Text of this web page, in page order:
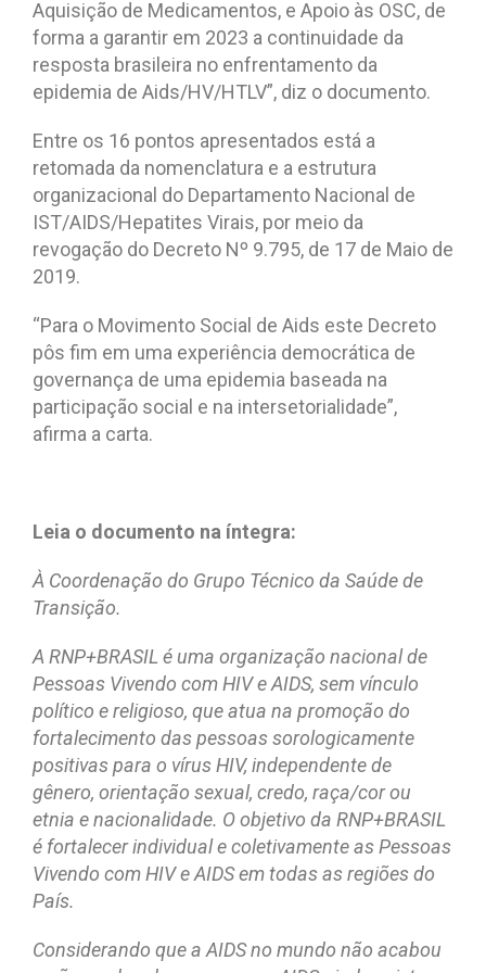
Aquisição de Medicamentos, e Apoio às OSC, de
forma a garantir em 2023 a continuidade da
resposta brasileira no enfrentamento da
epidemia de Aids/HV/HTLV”, diz o documento.
Entre os 16 pontos apresentados está a
retomada da nomenclatura e a estrutura
organizacional do Departamento Nacional de
IST/AIDS/Hepatites Virais, por meio da
revogação do Decreto Nº 9.795, de 17 de Maio de
2019.
“Para o Movimento Social de Aids este Decreto
pôs fim em uma experiência democrática de
governança de uma epidemia baseada na
participação social e na intersetorialidade”,
afirma a carta.
Leia o documento na íntegra:
À Coordenação do Grupo Técnico da Saúde de
Transição.
A RNP+BRASIL é uma organização nacional de
Pessoas Vivendo com HIV e AIDS, sem vínculo
político e religioso, que atua na promoção do
fortalecimento das pessoas sorologicamente
positivas para o vírus HIV, independente de
gênero, orientação sexual, credo, raça/cor ou
etnia e nacionalidade. O objetivo da RNP+BRASIL
é fortalecer individual e coletivamente as Pessoas
Vivendo com HIV e AIDS em todas as regiões do
País.
Considerando que a AIDS no mundo não acabou